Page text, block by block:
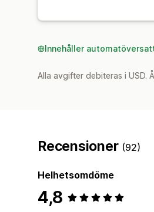
Innehåller
Alla avgifter debiteras i USD.
Recensioner (92)
Helhetsomdöme
4,8